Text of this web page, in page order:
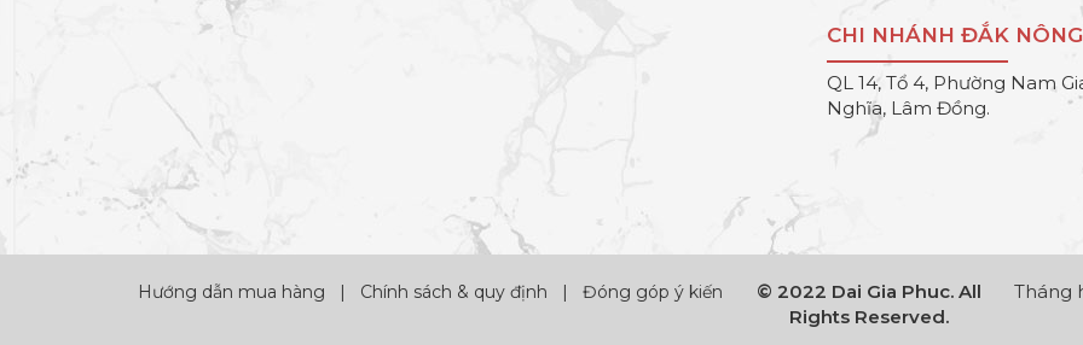
CHI NHÁNH ĐẮK NÔNG
QL 14, Tổ 4, Phường Nam
Nghĩa, Lâm Đồng.
Hướng dẫn mua hàng | Chính sách & quy định | Đóng góp ý kiến
© 2022 Dai Gia Phuc. All
Rights Reserved.
Tháng